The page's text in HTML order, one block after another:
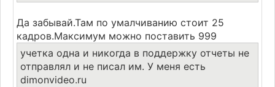
Да забывай.Там по умалчиванию стоит 25
кадров.Максимум можно поставить 999
учетка одна и никогда в поддержку отчеты не
отправлял и не писал им. У меня есть
dimonvideo.ru